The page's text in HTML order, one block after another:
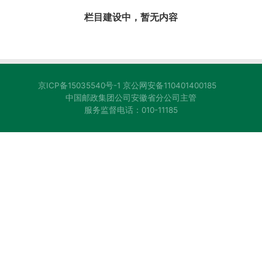
栏目建设中，暂无内容
京ICP备15035540号-1 京公网安备110401400185
中国邮政集团公司安徽省分公司主管
服务监督电话：010-11185